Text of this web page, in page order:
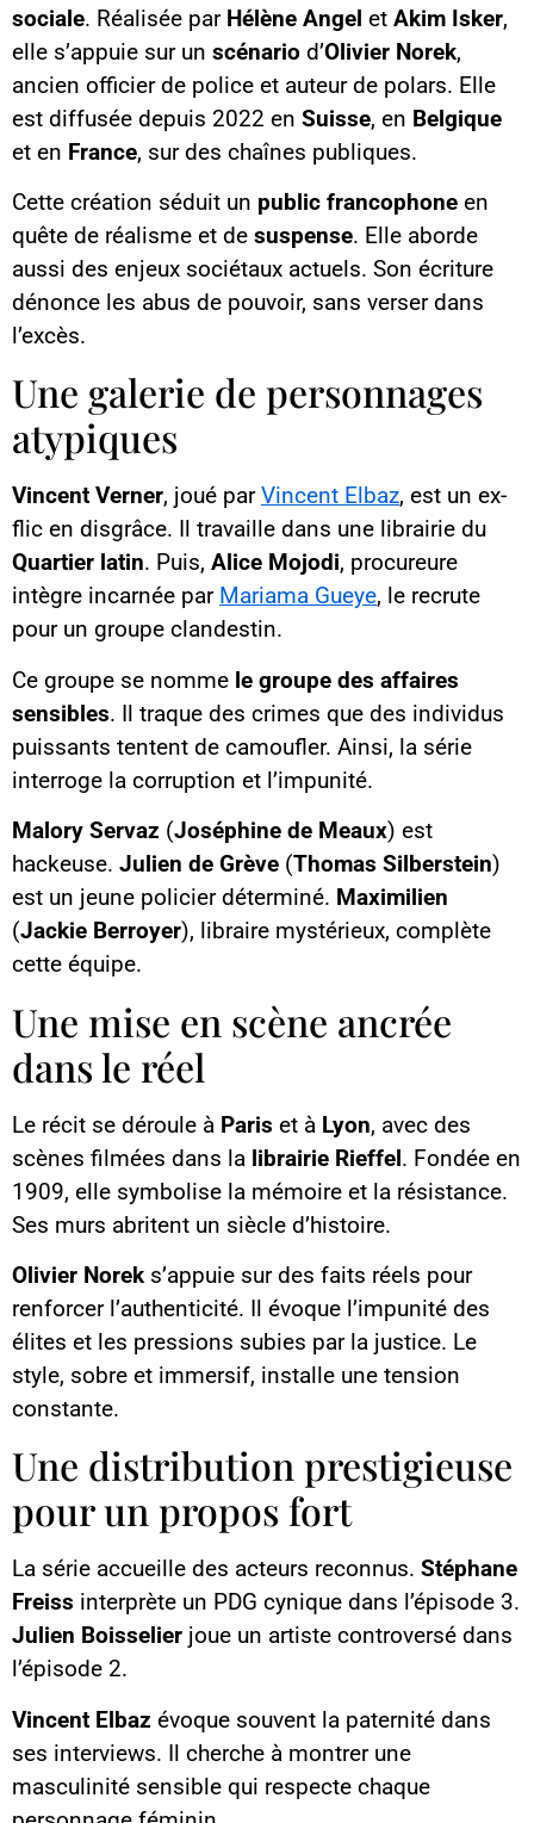
sociale. Réalisée par Hélène Angel et Akim Isker,
elle s’appuie sur un scénario d’Olivier Norek,
ancien officier de police et auteur de polars. Elle
est diffusée depuis 2022 en Suisse, en Belgique
et en France, sur des chaînes publiques.
Cette création séduit un public francophone en
quête de réalisme et de suspense. Elle aborde
aussi des enjeux sociétaux actuels. Son écriture
dénonce les abus de pouvoir, sans verser dans
l’excès.
Une galerie de personnages
atypiques
Vincent Verner, joué parVincent Elbaz, est un ex-
flic en disgrâce. Il travaille dans une librairie du
Quartier latin. Puis, Alice Mojodi, procureure
intègre incarnée par Mariama Gueye, le recrute
pour un groupe clandestin.
Ce groupe se nomme le groupe des affaires
sensibles. Il traque des crimes que des individus
puissants tentent de camoufler. Ainsi, la série
interroge la corruption et l’impunité.
Malory Servaz (Joséphine de Meaux) est
hackeuse. Julien de Grève (Thomas Silberstein)
est un jeune policier déterminé. Maximilien
(Jackie Berroyer), libraire mystérieux, complète
cette équipe.
Une mise en scène ancrée
dans le réel
Le récit se déroule à Paris et à Lyon, avec des
scènes filmées dans la librairie Rieffel. Fondée en
1909, elle symbolise la mémoire et la résistance.
Ses murs abritent un siècle d’histoire.
Olivier Norek s’appuie sur des faits réels pour
renforcer l’authenticité. Il évoque l’impunité des
élites et les pressions subies par la justice. Le
style, sobre et immersif, installe une tension
constante.
Une distribution prestigieuse
pour un propos fort
La série accueille des acteurs reconnus. Stéphane
Freiss interprète un PDG cynique dans l’épisode 3.
Julien Boisselier joue un artiste controversé dans
l’épisode 2.
Vincent Elbaz évoque souvent la paternité dans
ses interviews. Il cherche à montrer une
masculinité sensible qui respecte chaque